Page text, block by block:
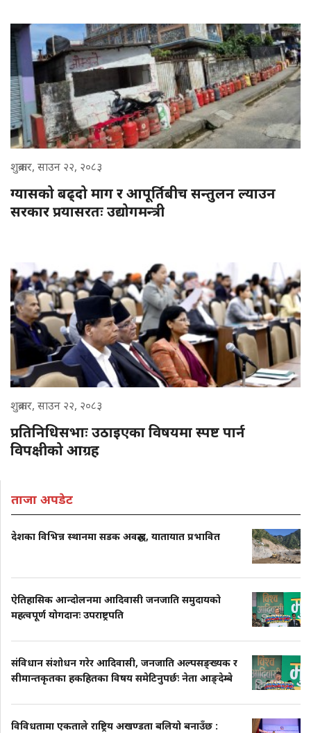
शुक्रबार, साउन २२, २०८३
ग्यासको बढ्दो माग र आपूर्तिबीच सन्तुलन ल्याउन
सरकार प्रयासरतः उद्योगमन्त्री
शुक्रबार, साउन २२, २०८३
प्रतिनिधिसभाः उठाइएका विषयमा स्पष्ट पार्न
विपक्षीको आग्रह
ताजा अपडेट
देशका विभिन्न स्थानमा सडक अवरुद्ध, यातायात प्रभावित
ऐतिहासिक आन्दोलनमा आदिवासी जनजाति समुदायको
महत्वपूर्ण योगदानः उपराष्ट्रपति
संविधान संशोधन गरेर आदिवासी, जनजाति अल्पसङ्ख्यक र
सीमान्तकृतका हकहितका विषय समेटिनुपर्छः नेता आङ्देम्बे
विविधतामा एकताले राष्ट्रिय अखण्डता बलियो बनाउँछ :